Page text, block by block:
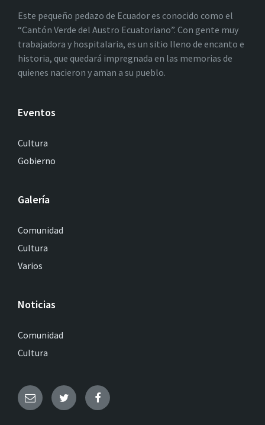
Este pequeño pedazo de Ecuador es conocido como el
“Cantón Verde del Austro Ecuatoriano”. Con gente muy
trabajadora y hospitalaria, es un sitio lleno de encanto e
historia, que quedará impregnada en las memorias de
quienes nacieron y aman a su pueblo.
Eventos
Cultura
Gobierno
Galería
Comunidad
Cultura
Varios
Noticias
Comunidad
Cultura